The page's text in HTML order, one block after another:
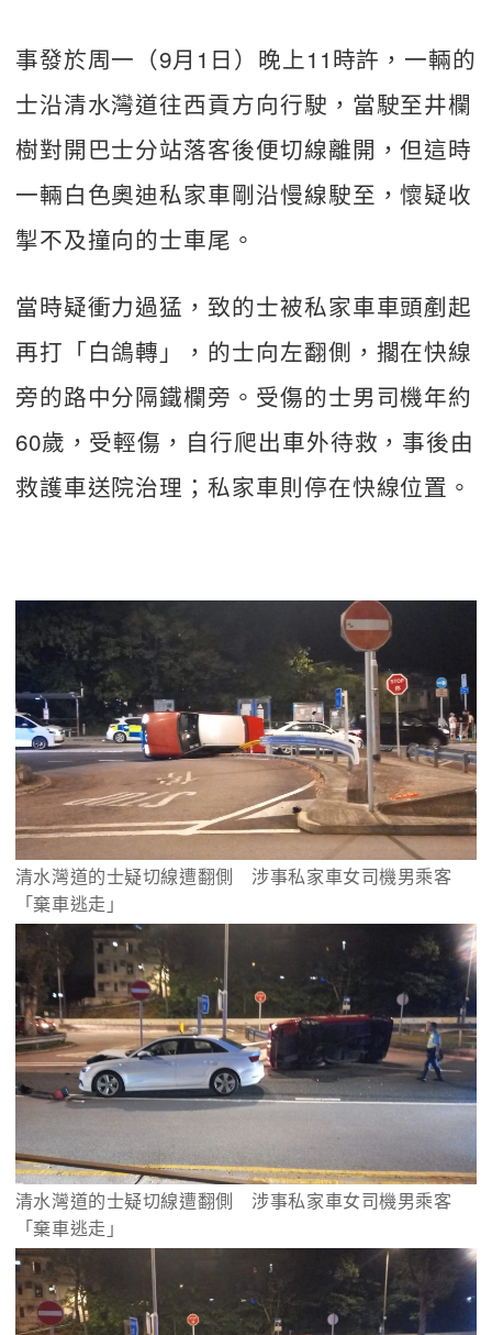
事發於周一（9月1日）晚上11時許，一輛的
士沿清水灣道往西貢方向行駛，當駛至井欄
樹對開巴士分站落客後便切線離開，但這時
一輛白色奧迪私家車剛沿慢線駛至，懷疑收
掣不及撞向的士車尾。
當時疑衝力過猛，致的士被私家車車頭剷起
再打「白鴿轉」，的士向左翻側，擱在快線
旁的路中分隔鐵欄旁。受傷的士男司機年約
60歲，受輕傷，自行爬出車外待救，事後由
救護車送院治理；私家車則停在快線位置。
清水灣道的士疑切線遭翻側　涉事私家車女司機男乘客
「棄車逃走」
清水灣道的士疑切線遭翻側　涉事私家車女司機男乘客
「棄車逃走」